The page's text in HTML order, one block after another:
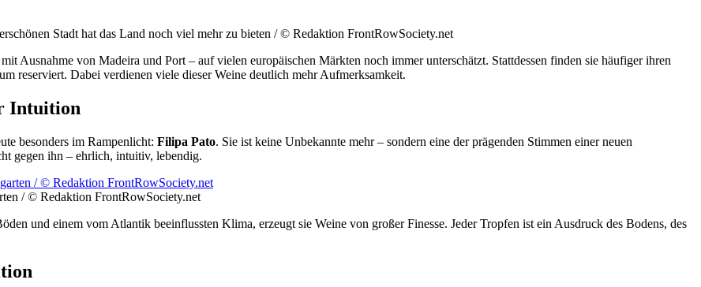
Stadt hat das Land noch viel mehr zu bieten / © Redaktion FrontRowSociety.net
Ausnahme von Madeira und Port – auf vielen europäischen Märkten noch immer unterschätzt. Stattdessen finden sie häufiger ihren
reserviert. Dabei verdienen viele dieser Weine deutlich mehr Aufmerksamkeit.
Intuition
besonders im Rampenlicht: Filipa Pato. Sie ist keine Unbekannte mehr – sondern eine der prägenden Stimmen einer neuen
gegen ihn – ehrlich, intuitiv, lebendig.
/ © Redaktion FrontRowSociety.net
und einem vom Atlantik beeinflussten Klima, erzeugt sie Weine von großer Finesse. Jeder Tropfen ist ein Ausdruck des Bodens, des